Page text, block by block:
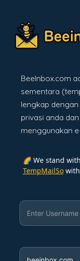
BeeInbox.com
sementara
lengkap
privasi anda
menggunakan
🌈 We stand
TempMailSowith